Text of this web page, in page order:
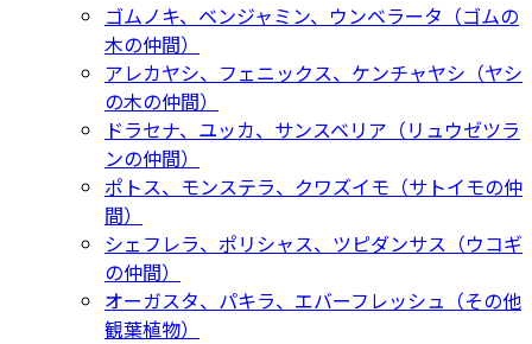
ゴムノキ、ベンジャミン、ウンベラータ（ゴムの
木の仲間）
アレカヤシ、フェニックス、ケンチャヤシ（ヤシ
の木の仲間）
ドラセナ、ユッカ、サンスベリア（リュウゼツラ
ンの仲間）
ポトス、モンステラ、クワズイモ（サトイモの仲
間）
シェフレラ、ポリシャス、ツピダンサス（ウコギ
の仲間）
オーガスタ、パキラ、エバーフレッシュ（その他
観葉植物）